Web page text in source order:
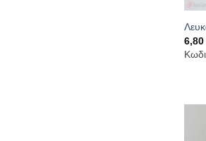
6,80